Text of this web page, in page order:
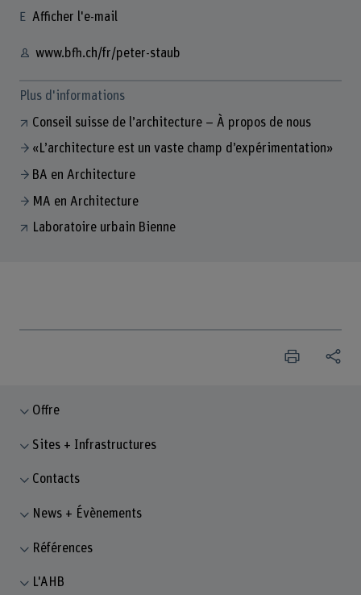
Afficher l'e-mail
www.bfh.ch/fr/peter-staub
Plus d'informations
Conseil suisse de l’architecture – À propos de nous
«L’architecture est un vaste champ d’expérimentation»
BA en Architecture
MA en Architecture
Laboratoire urbain Bienne
Offre
Sites + Infrastructures
Contacts
News + Évènements
Références
L'AHB